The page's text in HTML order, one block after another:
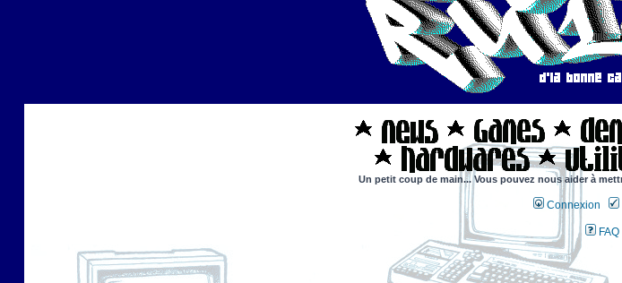
Un petit coup de main... Vous pouvez nous aider à
Connexion
FAQ